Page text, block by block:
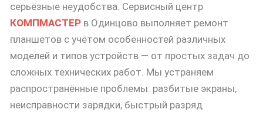
серьёзные неудобства. Сервисный центр
КОМПМАСТЕР в Одинцово выполняет ремонт
планшетов с учётом особенностей различных
моделей и типов устройств — от простых задач до
сложных технических работ. Мы устраняем
распространённые проблемы: разбитые экраны,
неисправности зарядки, быстрый разряд